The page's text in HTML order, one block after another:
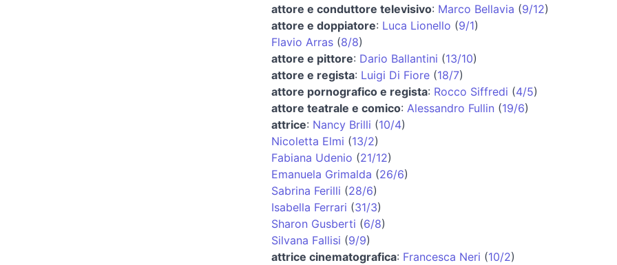
attore e conduttore televisivo: Marco Bellavia (9/12)
attore e doppiatore: Luca Lionello (9/1)
Flavio Arras(8/8)
attore e pittore: Dario Ballantini (13/10)
attore e regista: Luigi Di Fiore(18/7)
attore pornografico e regista: Rocco Siffredi (4/5)
attore teatrale e comico: Alessandro Fullin (19/6)
attrice: Nancy Brilli (10/4)
Nicoletta Elmi (13/2)
Fabiana Udenio (21/12)
Emanuela Grimalda (26/6)
Sabrina Ferilli (28/6)
Isabella Ferrari (31/3)
Sharon Gusberti (6/8)
Silvana Fallisi (9/9)
attrice cinematografica: Francesca Neri (10/2)